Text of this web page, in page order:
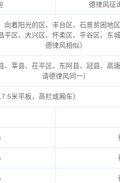
德律风征
着阳光的区、丰台区、石景贫困地
平区、大兴区、怀柔区、平谷区、东
德律风相似）
县、茌平区、东阿县、冠县、高
请德律风同一）
米平板，高栏或厢车）